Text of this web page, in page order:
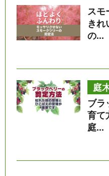
スモ
きれ
の...
庭
ブラ
育て
庭...